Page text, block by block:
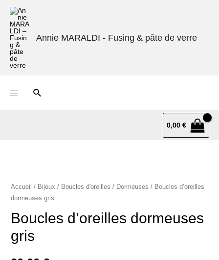
Annie MARALDI - Fusing & pâte de verre
0,00€
Accueil / Bijoux / Boucles d'oreilles / Dormeuses / Boucles d’oreilles
dormeuses gris
Boucles d’oreilles dormeuses
gris